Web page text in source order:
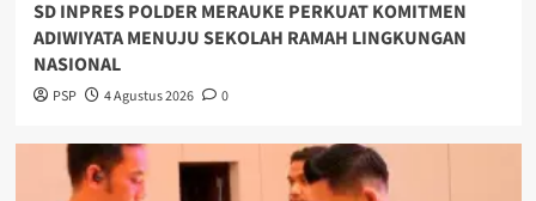
SD INPRES POLDER MERAUKE PERKUAT KOMITMEN
ADIWIYATA MENUJU SEKOLAH RAMAH LINGKUNGAN
NASIONAL
PSP 4 Agustus 2026 0